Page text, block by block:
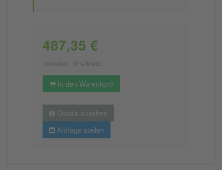
487,35 €
*inklusive 19 % MwSt.
In den Warenkorb
Details ansehen
Anfrage stellen